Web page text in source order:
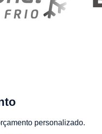
personalizado.